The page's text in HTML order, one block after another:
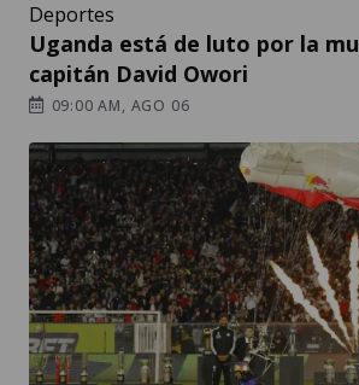
Deportes
Uganda está de luto por la
capitán David Owori
09:00 AM, AGO 06